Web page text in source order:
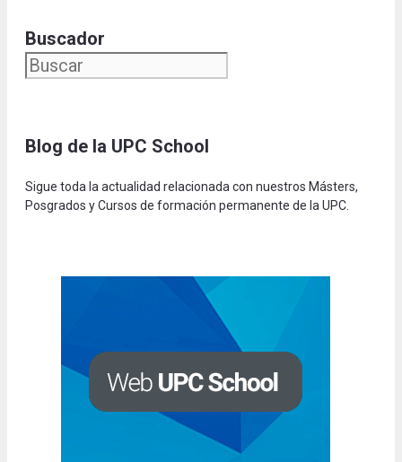
Buscador
Blog de la UPC School
Sigue toda la actualidad relacionada con nuestros Másters,
Posgrados y Cursos de formación permanente de la UPC.